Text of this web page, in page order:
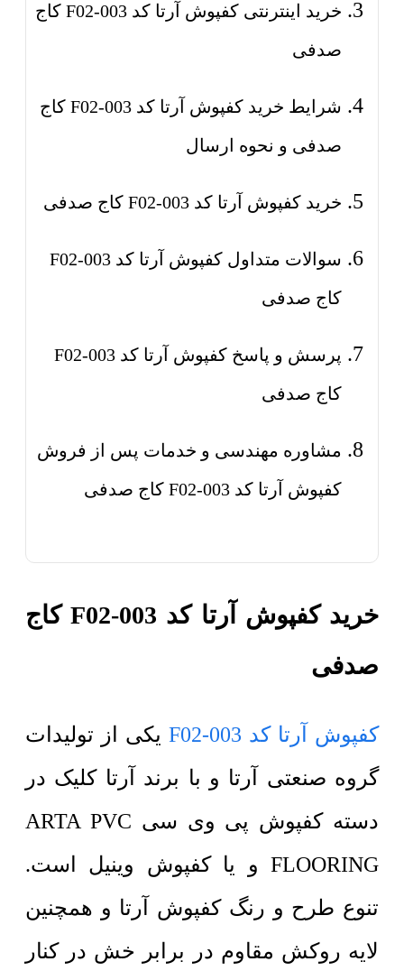
خرید اینترنتی کفپوش آرتا کد F02-003 کاج
صدفی
شرایط خرید کفپوش آرتا کد F02-003 کاج
صدفی و نحوه ارسال
خرید کفپوش آرتا کد F02-003 کاج صدفی
سوالات متداول کفپوش آرتا کد F02-003
کاج صدفی
پرسش و پاسخ کفپوش آرتا کد F02-003
کاج صدفی
مشاوره مهندسی و خدمات پس از فروش
کفپوش آرتا کد F02-003 کاج صدفی
خرید کفپوش آرتا کد F02-003 کاج
صدفی
کفپوش آرتا کد F02-003
یکی از تولیدات
گروه صنعتی آرتا و با برند آرتا کلیک در
دسته کفپوش پی وی سی ARTA PVC
FLOORING و یا کفپوش وینیل است.
تنوع طرح و رنگ کفپوش آرتا و همچنین
لایه روکش مقاوم در برابر خش در کنار